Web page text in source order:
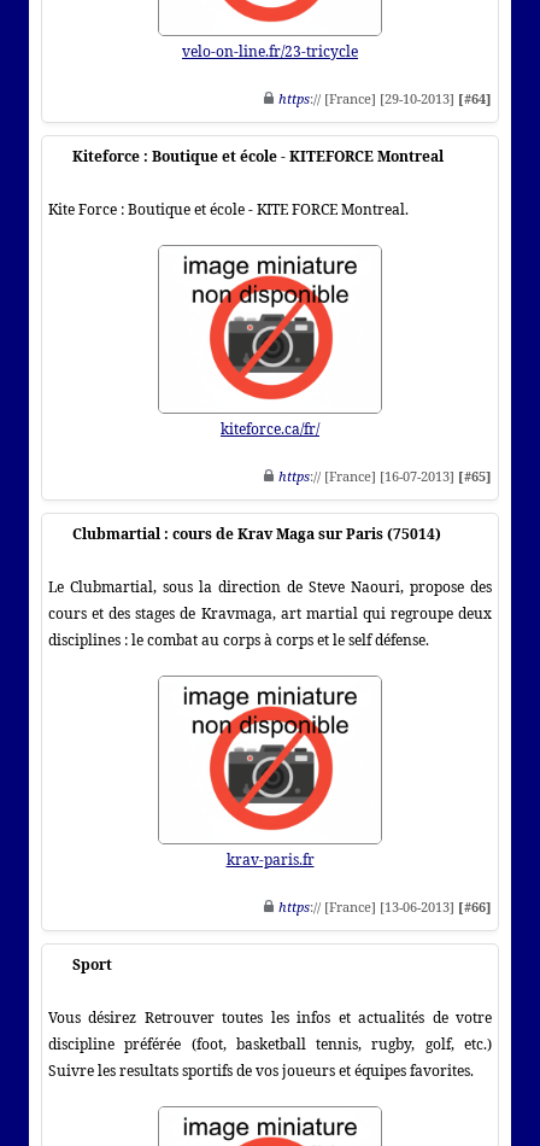
velo-on-line.fr/23-tricycle
https:// [France] [29-10-2013] [#64]
Kiteforce : Boutique et école - KITEFORCE Montreal
Kite Force : Boutique et école - KITE FORCE Montreal.
kiteforce.ca/fr/
https:// [France] [16-07-2013] [#65]
Clubmartial : cours de Krav Maga sur Paris (75014)
Le Clubmartial, sous la direction de Steve Naouri, propose des
cours et des stages de Kravmaga, art martial qui regroupe deux
disciplines : le combat au corps à corps et le self défense.
krav-paris.fr
https:// [France] [13-06-2013] [#66]
Sport
Vous désirez Retrouver toutes les infos et actualités de votre
discipline préférée (foot, basketball tennis, rugby, golf, etc.)
Suivre les resultats sportifs de vos joueurs et équipes favorites.